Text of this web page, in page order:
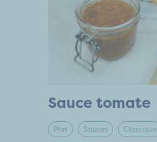
Sauce tomate
Plat Sauces Classique